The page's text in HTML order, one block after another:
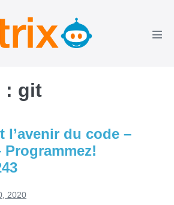
: git
l’avenir du code –
Programmez!
2020